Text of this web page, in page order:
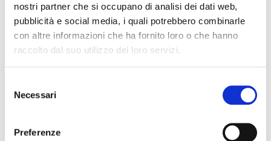
nostri partner che si occupano di analisi dei dati web,
pubblicità e social media, i quali potrebbero combinarle
con altre informazioni che ha fornito loro o che hanno
raccolto dal suo utilizzo dei loro servizi.
delNecessari
Preferenze
Watt (W)
CCT
Controllo
15
4000
480